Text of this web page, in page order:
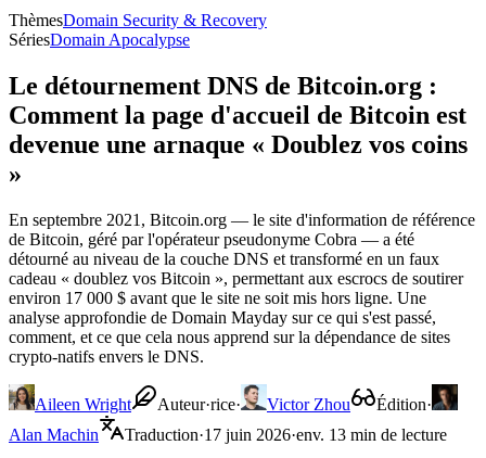
ThèmesDomain Security & Recovery
SériesDomain Apocalypse
Le détournement DNS de Bitcoin.org :
Comment la page d'accueil de Bitcoin est
devenue une arnaque « Doublez vos coins
»
En septembre 2021, Bitcoin.org — le site d'information de référence
de Bitcoin, géré par l'opérateur pseudonyme Cobra — a été
détourné au niveau de la couche DNS et transformé en un faux
cadeau « doublez vos Bitcoin », permettant aux escrocs de soutirer
environ 17 000 $ avant que le site ne soit mis hors ligne. Une
analyse approfondie de Domain Mayday sur ce qui s'est passé,
comment, et ce que cela nous apprend sur la dépendance de sites
crypto-natifs envers le DNS.
Aileen Wright Auteur·rice· Victor Zhou Édition·
Alan Machin
Traduction·17 juin 2026·env. 13 min de lecture